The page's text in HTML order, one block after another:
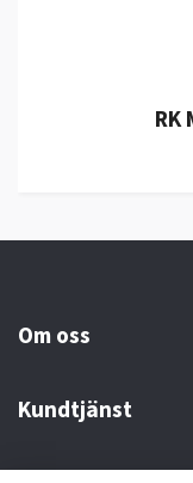
RK
Om oss
Kundtjänst